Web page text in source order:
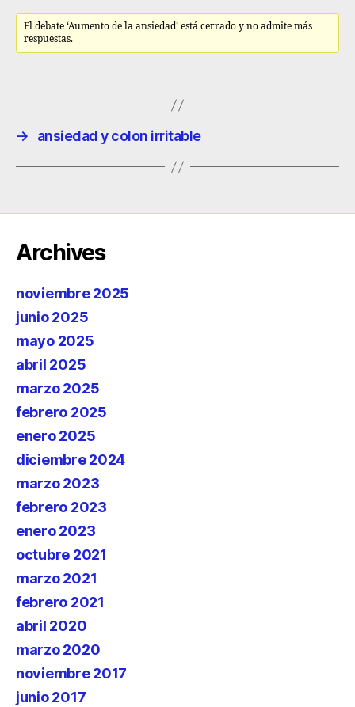
El debate ‘Aumento de la ansiedad’ está cerrado y no admite más
respuestas.
→ ansiedad y colon irritable
Archives
noviembre 2025
junio 2025
mayo 2025
abril 2025
marzo 2025
febrero 2025
enero 2025
diciembre 2024
marzo 2023
febrero 2023
enero 2023
octubre 2021
marzo 2021
febrero 2021
abril 2020
marzo 2020
noviembre 2017
junio 2017